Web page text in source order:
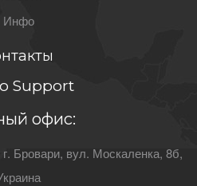
Инфо
Support
офис:
Бровари, вул. Москаленка, 8б,